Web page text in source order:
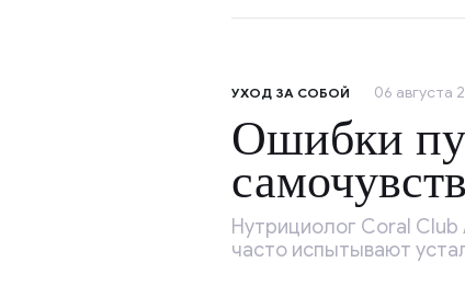
УХОД ЗА СОБОЙ 06 августа
Ошибки
Нутрициолог Coral
часто испытывают